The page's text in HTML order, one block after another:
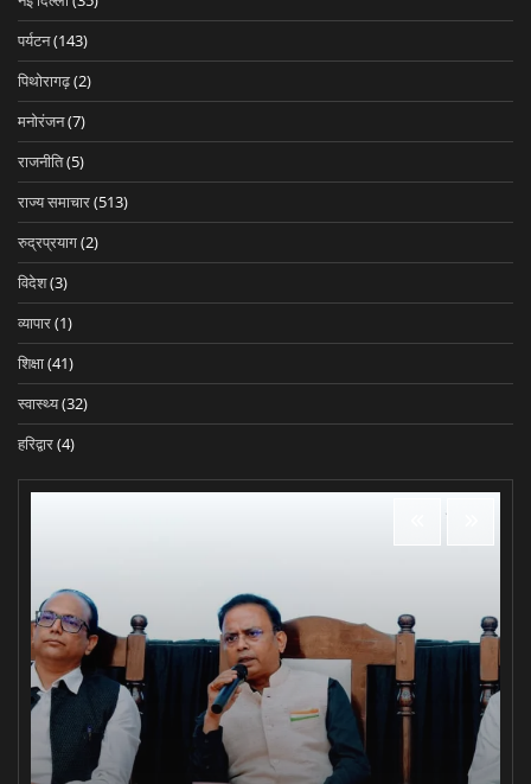
पर्यटन(143)
पिथोरागढ़(2)
मनोरंजन(7)
राजनीति(5)
राज्य समाचार(513)
रुद्रप्रयाग(2)
विदेश(3)
व्यापार(1)
शिक्षा(41)
स्वास्थ्य(32)
हरिद्वार(4)